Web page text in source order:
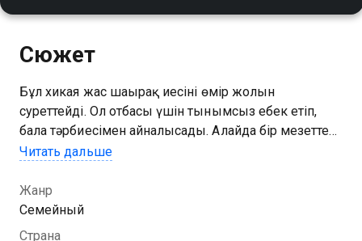
Сюжет
Бұл хикая жас шаңырақ иесінің өмір жолын
суреттейді. Ол отбасы үшін тынымсыз еңбек етіп,
бала тәрбиесімен айналысады. Алайда бір мезетте
тұрмыстың ауыртпалығы мен жауапкершілік
шығады. Сапар барысында ол өмірге деген
көзқарасын өзгертетін маңызды сабақ алады. Ол
көрші ауылдағы бір отағасының өміріне куә болады.
Читать дальше
Жанр
Семейный
Страна